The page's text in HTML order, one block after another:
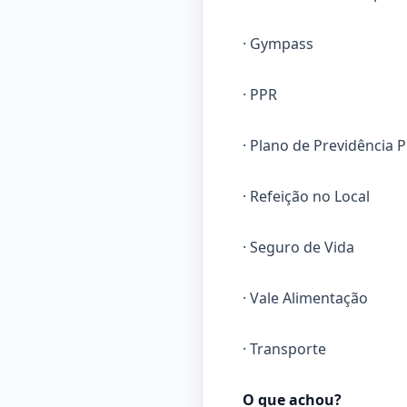
· Gympass
· PPR
· Plano de Previdência
· Refeição no Local
· Seguro de Vida
· Vale Alimentação
· Transporte
O que achou?